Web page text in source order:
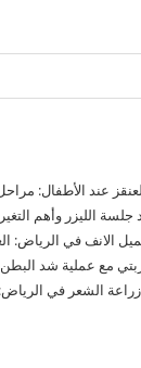
عند الأطفال:
الليزر وأهم
الانف في الرياض:
مع عملية شد البطن
الشعر في الرياض: